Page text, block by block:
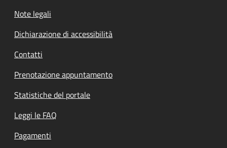
Note legali
Dichiarazione di accessibilità
Contatti
Prenotazione appuntamento
Statistiche del portale
Leggi le FAQ
Pagamenti